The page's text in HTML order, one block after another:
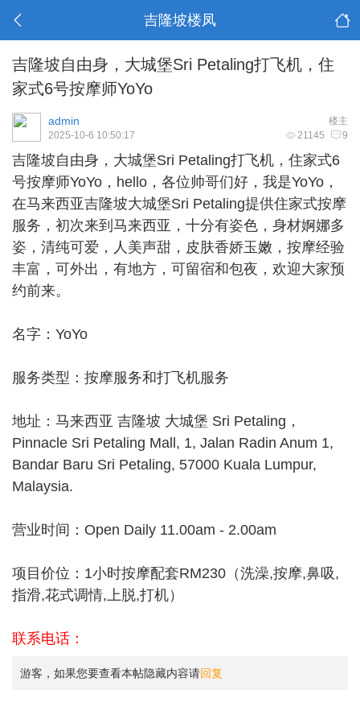
吉隆坡楼凤
吉隆坡自由身，大城堡Sri Petaling打飞机，住
家式6号按摩师YoYo
楼主
admin
21145 9
2025-10-6 10:50:17
吉隆坡自由身 ，大城堡Sri Petaling打飞机，住家式6
号按摩师YoYo，hello，各位帅哥们好，我是YoYo，
在马来西亚吉隆坡大城堡Sri Petaling提供住家式按摩
服务，初次来到马来西亚，十分有姿色，身材婀娜多
姿，清纯可爱，人美声甜，皮肤香娇玉嫩，按摩经验
丰富，可外出，有地方，可留宿和包夜，欢迎大家预
约前来。
名字：YoYo
服务类型：按摩服务和打飞机服务
地址：马来西亚 吉隆坡 大城堡 Sri Petaling，
Pinnacle Sri Petaling Mall, 1, Jalan Radin Anum 1,
Bandar Baru Sri Petaling, 57000 Kuala Lumpur,
Malaysia.
营业时间：Open Daily 11.00am - 2.00am
项目价位：1小时按摩配套RM230（洗澡,按摩,鼻吸,
指滑,花式调情,上脱,打机）
联系电话：
游客，如果您要查看本帖隐藏内容请回复